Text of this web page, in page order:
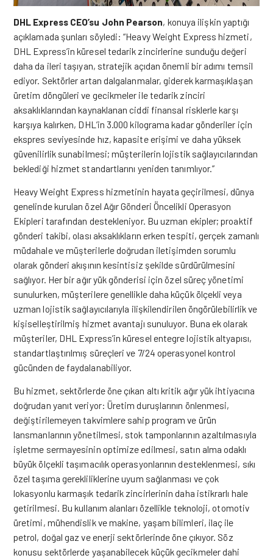
DHL Express CEO’su John Pearson, konuya ilişkin yaptığı
açıklamada şunları söyledi: “Heavy Weight Express hizmeti,
DHL Express’in küresel tedarik zincirlerine sunduğu değeri
daha da ileri taşıyan, stratejik açıdan önemli bir adımı temsil
ediyor. Sektörler artan dalgalanmalar, giderek karmaşıklaşan
üretim döngüleri ve gecikmeler ile tedarik zinciri
aksaklıklarından kaynaklanan ciddi finansal risklerle karşı
karşıya kalırken, DHL’in 3.000 kilograma kadar gönderiler için
ekspres seviyesinde hız, kapasite erişimi ve daha yüksek
güvenilirlik sunabilmesi; müşterilerin lojistik sağlayıcılarından
beklediği hizmet standartlarını yeniden tanımlıyor.”
Heavy Weight Express hizmetinin hayata geçirilmesi, dünya
genelinde kurulan özel Ağır Gönderi Öncelikli Operasyon
Ekipleri tarafından destekleniyor. Bu uzman ekipler; proaktif
gönderi takibi, olası aksaklıkların erken tespiti, gerçek zamanlı
müdahale ve müşterilerle doğrudan iletişimden sorumlu
olarak gönderi akışının kesintisiz şekilde sürdürülmesini
sağlıyor. Her bir ağır yük gönderisi için özel süreç yönetimi
sunulurken, müşterilere genellikle daha küçük ölçekli veya
uzman lojistik sağlayıcılarıyla ilişkilendirilen öngörülebilirlik ve
kişiselleştirilmiş hizmet avantajı sunuluyor. Buna ek olarak
müşteriler, DHL Express’in küresel entegre lojistik altyapısı,
standartlaştırılmış süreçleri ve 7/24 operasyonel kontrol
gücünden de faydalanabiliyor.
Bu hizmet, sektörlerde öne çıkan altı kritik ağır yük ihtiyacına
doğrudan yanıt veriyor: Üretim duruşlarının önlenmesi,
değiştirilemeyen takvimlere sahip program ve ürün
lansmanlarının yönetilmesi, stok tamponlarının azaltılmasıyla
işletme sermayesinin optimize edilmesi, satın alma odaklı
büyük ölçekli taşımacılık operasyonlarının desteklenmesi, sıkı
özel taşıma gerekliliklerine uyum sağlanması ve çok
lokasyonlu karmaşık tedarik zincirlerinin daha istikrarlı hale
getirilmesi. Bu kullanım alanları özellikle teknoloji, otomotiv
üretimi, mühendislik ve makine, yaşam bilimleri, ilaç ile
petrol, doğal gaz ve enerji sektörlerinde öne çıkıyor. Söz
konusu sektörlerde yaşanabilecek küçük gecikmeler dahi